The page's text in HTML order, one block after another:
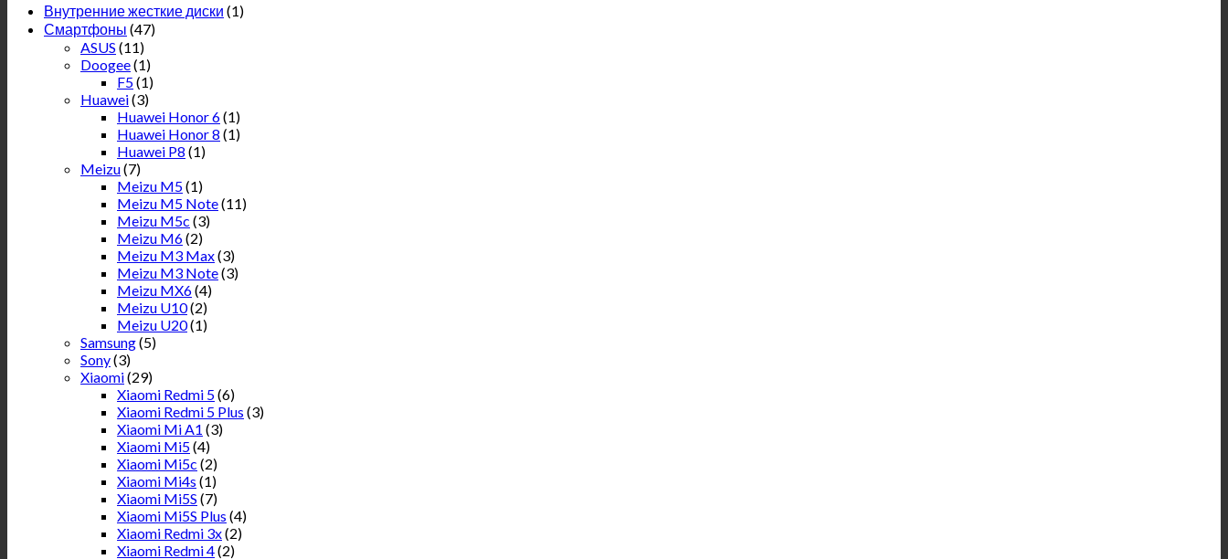
Внутренние жесткие диски (1)
Смартфоны (47)
ASUS (11)
Doogee(1)
F5(1)
Huawei(3)
Huawei Honor 6(1)
Huawei Honor 8 (1)
Huawei P8 (1)
Meizu(7)
Meizu M5(1)
Meizu M5 Note(11)
Meizu M5c (3)
Meizu M6(2)
Meizu M3 Max(3)
Meizu M3 Note(3)
Meizu MX6(4)
Meizu U10(2)
Meizu U20(1)
Samsung(5)
Sony(3)
Xiaomi(29)
Xiaomi Redmi 5(6)
Xiaomi Redmi 5 Plus (3)
Xiaomi Mi A1 (3)
Xiaomi Mi5(4)
Xiaomi Mi5c (2)
Xiaomi Mi4s (1)
Xiaomi Mi5S (7)
Xiaomi Mi5S Plus (4)
Xiaomi Redmi 3x(2)
Xiaomi Redmi 4(2)